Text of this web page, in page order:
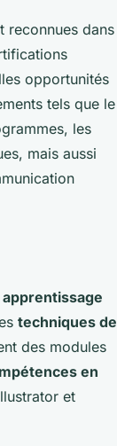
reconnues dans
opportunités
tels que le
les
mais aussi
apprentissage
techniques de
des modules
en
et